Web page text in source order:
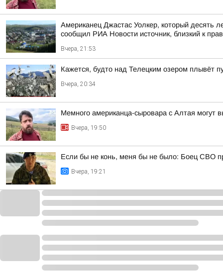
Американец Джастас Уолкер, который десять
сообщил РИА Новости источник, близкий к
Вчера, 21:53
Кажется, будто над Телецким озером плывёт
Вчера, 20:34
Мемного американца-сыровара с Алтая могут
Вчера, 19:50
Если бы не конь, меня бы не было: Боец СВО
Вчера, 19:21